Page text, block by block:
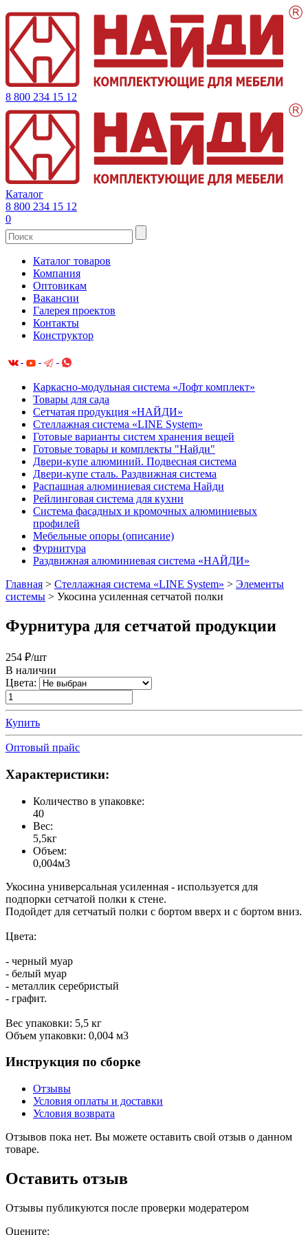
8 800 234 15 12
Каталог
8 800 234 15 12
0
Каталог товаров
Компания
Оптовикам
Вакансии
Галерея проектов
Контакты
Конструктор
Каркасно-модульная система «Лофт комплект»
Товары для сада
Сетчатая продукция «НАЙДИ»
Cтеллажная система «LINE System»
Готовые варианты систем хранения вещей
Готовые товары и комплекты "Найди"
Двери-купе алюминий. Подвесная система
Двери-купе сталь. Раздвижная система
Распашная алюминиевая система Найди
Рейлинговая система для кухни
Система фасадных и кромочных алюминиевых
профилей
Мебельные опоры (описание)
Фурнитура
Раздвижная алюминиевая система «НАЙДИ»
Главная > Cтеллажная система «LINE System» > Элементы
системы > Укосина усиленная сетчатой полки
Фурнитура для сетчатой продукции
254 ₽/шт
В наличии
Цвета:
Купить
Оптовый прайс
Характеристики:
Количество в упаковке:
40
Вес:
5,5кг
Объем:
0,004м3
Укосина универсальная усиленная - используется для
подпорки сетчатой полки к стене.
Подойдет для сетчатый полки с бортом вверх и с бортом вниз.
Цвета:
- черный муар
- белый муар
- металлик серебристый
- графит.
Вес упаковки: 5,5 кг
Объем упаковки: 0,004 м3
Инструкция по сборке
Отзывы
Условия оплаты и доставки
Условия возврата
Отзывов пока нет. Вы можете оставить свой отзыв о данном
товаре.
Оставить отзыв
Отзывы публикуются после проверки модератером
Оцените: